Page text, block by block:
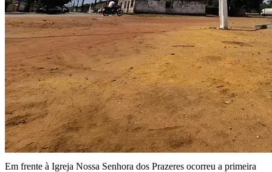
Em frente à Igreja Nossa Senhora dos Prazeres ocorreu a primeira